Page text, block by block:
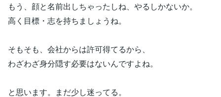
もう、顔と名前出しちゃったしね、やるしかないか。
高く目標・志を持ちましょうね。
そもそも、会社からは許可得てるから、
わざわざ身分隠す必要はないんですよね。
と思います。まだ少し迷ってる。